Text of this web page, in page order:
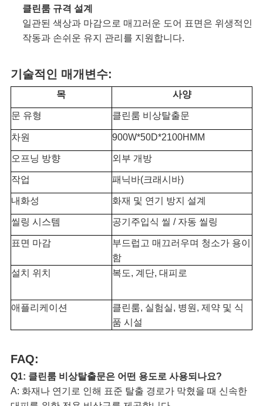
보
호
정
책
클린룸 규격 설계
일관된 색상과 마감으로 매끄러운 도어 표면은 위생적인
​​작동과 손쉬운 유지 관리를 지원합니다.
기술적인 매개변수:
목 사양
문 유형 클린룸 비상탈출문
차원 900W*50D*2100HMM
오프닝 방향 외부 개방
작업 패닉바(크래시바)
내화성 화재 및 연기 방지 설계
씰링 시스템 공기주입식 씰 / 자동 씰링
표면 마감
부드럽고 매끄러우며 청소가 용이
함
설치 위치
복도, 계단, 대피로
애플리케이션
클린룸, 실험실, 병원, 제약 및 식
품 시설
FAQ:
Q1: 클린룸 비상탈출문은 어떤 용도로 사용되나요?
A: 화재나 연기로 인해 표준 탈출 경로가 막혔을 때 신속한